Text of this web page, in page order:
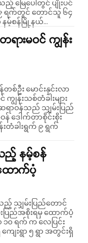
မြေပေါ်တွင် ပျိုးပင်
မ့်စန်မြို့နယ်...
ရားမဝင် ကျွန်း
စ်ဦး မောင်းနှင်းလာ
ျွန်းသစ်တံခါးများ
ဒေါက်တာစိုင်းစိုး
ည့် နမ့်စန်
ောက်ပံ့
ည့် သျှမ်းပြည်တောင်
ပြည်အစိုးရမှ ထောက်ပံ့
ေးရွာ ၅ ရွာ အတွင်းရှိ